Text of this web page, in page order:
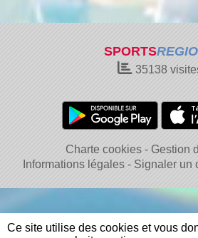
SPORTS
35138
Charte cookies
Gestion
Informations légales
Signaler un
Ce site utilise des cookies et vous